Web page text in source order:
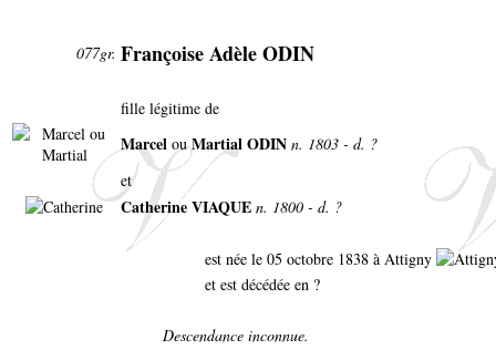
077gr. Françoise Adèle ODIN
fille légitime de
Marcel ouMartial ODIN n. 1803 - d. ?
et
Catherine VIAQUE n. 1800 - d. ?
est née le 05 octobre 1838 à Attigny
et est décédée en ?
Descendance inconnue.